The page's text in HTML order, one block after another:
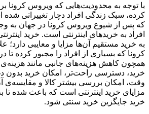
با توجه به محدودیت‌هایی که ویروس کرونا
کرده، سبک زندگی افراد دچار تغییراتی شده
که پس از شیوع ویروس کرونا در جهان به
افراد به خرید‌های اینترنتی است. خرید
به خرید مستقیم آن‌ها مزایا و معایبی
کرونا که بسیاری از افراد را مجبور کرده تا در
همچون کاهش هزینه‌های جانبی مانند
خرید، دسترسی راحت‌تر، امکان خرید بدون
وقت، امکان بررسی بیشتر کالا و مقایسه‌ی
مزایای خرید اینترنتی است که باعث شده تا
خرید جایگزین خرید سنتی شود.